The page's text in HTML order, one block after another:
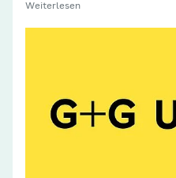
Weiterlesen